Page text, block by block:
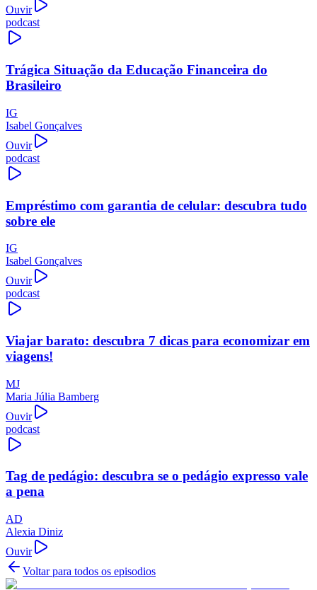
Ouvir
podcast
Trágica Situação da Educação Financeira do
Brasileiro
IG
Isabel Gonçalves
Ouvir
podcast
Empréstimo com garantia de celular: descubra tudo
sobre ele
IG
Isabel Gonçalves
Ouvir
podcast
Viajar barato: descubra 7 dicas para economizar em
viagens!
MJ
Maria Júlia Bamberg
Ouvir
podcast
Tag de pedágio: descubra se o pedágio expresso vale
a pena
AD
Alexia Diniz
Ouvir
Voltar para todos os episodios